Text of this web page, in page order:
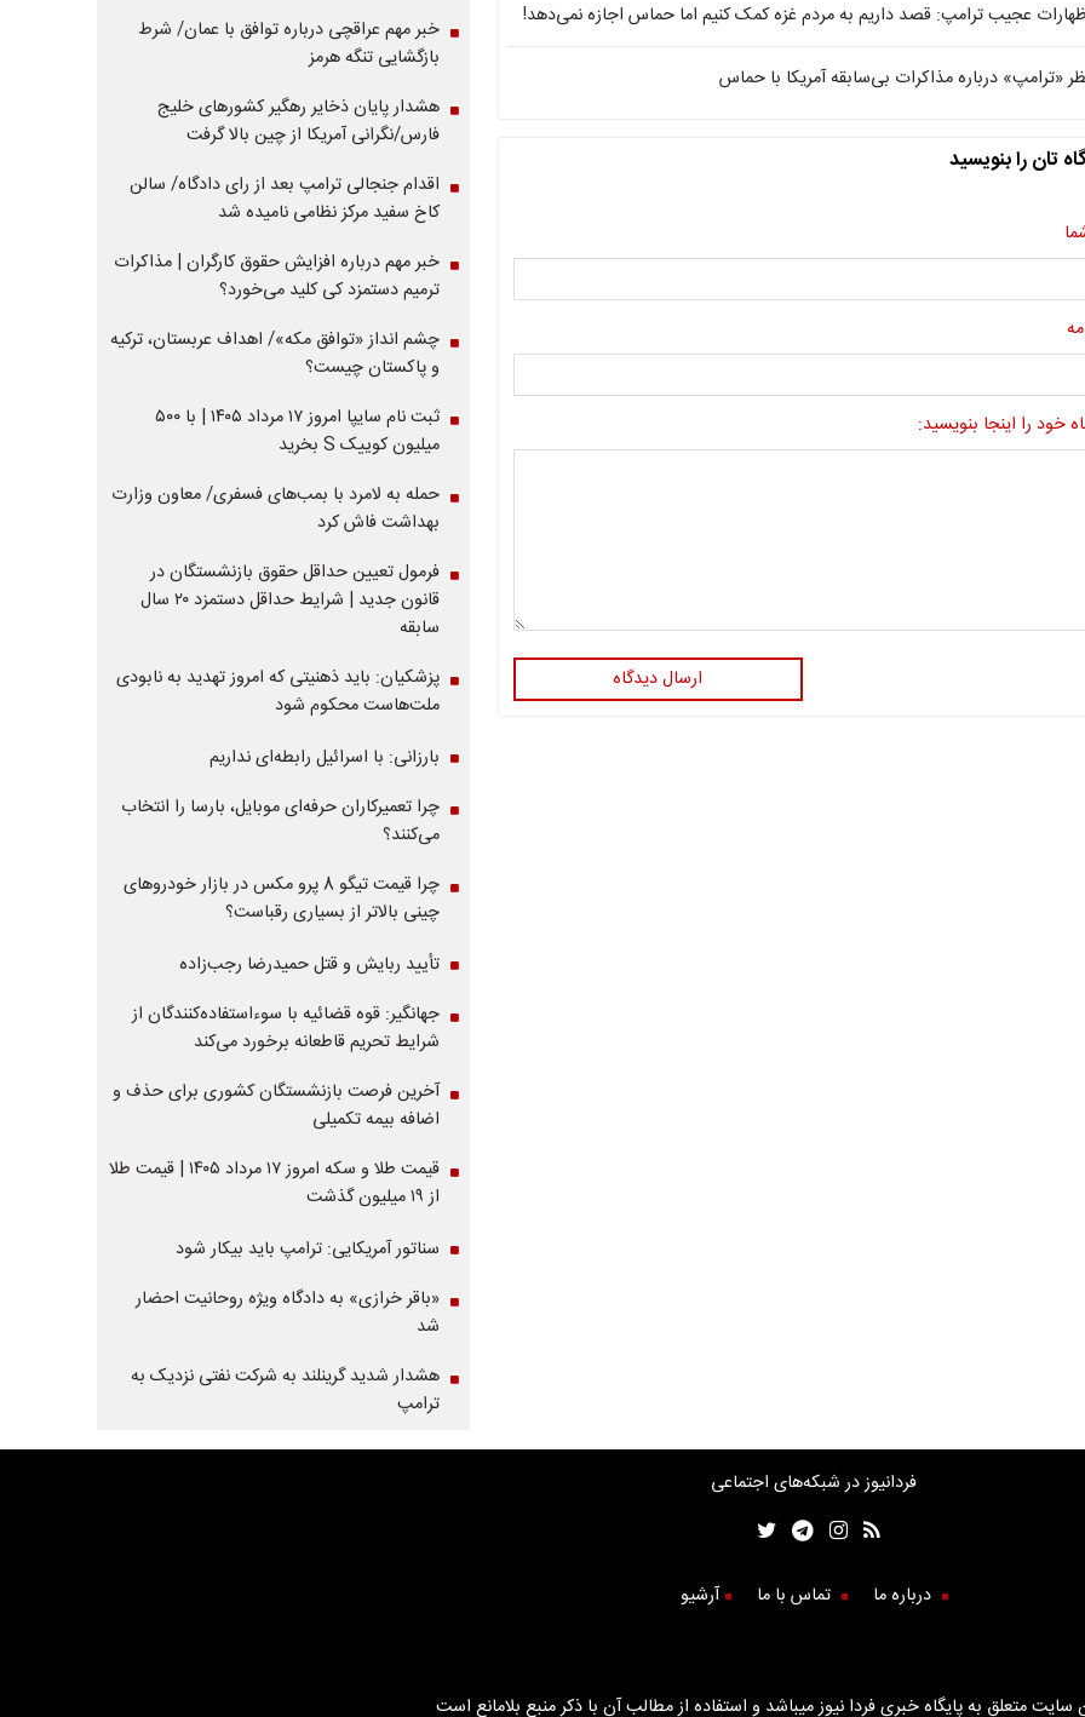
عجیب ترامپ: قصد داریم به مردم غزه کمک کنیم اما حماس اجازه نمی‌دهد!
«ترامپ» درباره مذاکرات بی‌سابقه آمریکا با حماس
تان را بنویسید
خود را اینجا بنویسید:
ارسال دیدگاه
خبر مهم عراقچی درباره توافق با عمان/ شرط
بازگشایی تنگه هرمز
هشدار پایان ذخایر رهگیر کشورهای خلیج
فارس/نگرانی آمریکا از چین بالا گرفت
اقدام جنجالی ترامپ بعد از رای دادگاه/ سالن
کاخ سفید مرکز نظامی نامیده شد
خبر مهم درباره افزایش حقوق کارگران | مذاکرات
ترمیم دستمزد کی کلید می‌خورد؟
چشم انداز «توافق مکه»/ اهداف عربستان، ترکیه
و پاکستان چیست؟
ثبت نام سایپا امروز ۱۷ مرداد ۱۴۰۵ | با ۵۰۰
میلیون کوییک S بخرید
حمله به لامرد با بمب‌های فسفری/ معاون وزارت
بهداشت فاش کرد
فرمول تعیین حداقل حقوق بازنشستگان در
قانون جدید | شرایط حداقل دستمزد ۲۰ سال
سابقه
پزشکیان: باید ذهنیتی که امروز تهدید به نابودی
ملت‌هاست محکوم شود
بارزانی: با اسرائیل رابطه‌ای نداریم
چرا تعمیرکاران حرفه‌ای موبایل، بارسا را انتخاب
می‌کنند؟
چرا قیمت تیگو 8 پرو مکس در بازار خودروهای
چینی بالاتر از بسیاری رقباست؟
تأیید ربایش و قتل حمیدرضا رجب‌زاده
جهانگیر: قوه قضائیه با سوءاستفاده‌کنندگان از
شرایط تحریم قاطعانه برخورد می‌کند
آخرین فرصت بازنشستگان کشوری برای حذف و
اضافه بیمه تکمیلی
قیمت طلا و سکه امروز ۱۷ مرداد ۱۴۰۵ | قیمت طلا
از ۱۹ میلیون گذشت
سناتور آمریکایی: ترامپ باید بیکار شود
«باقر خرازی» به دادگاه ویژه روحانیت احضار
شد
هشدار شدید گرینلند به شرکت نفتی نزدیک به
ترامپ
فردانیوز در شبکه‌های اجتماعی
درباره ما تماس با ما آرشیو
متعلق به پایگاه خبری فردا نیوز میباشد و استفاده از مطالب آن با ذکر منبع بلامانع است